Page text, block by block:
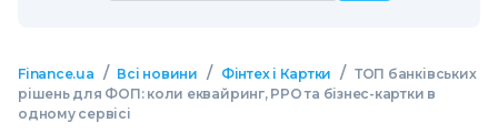
Finance.ua / Всі новини / Фінтех і Картки / ТОП банківських
рішень для ФОП: коли еквайринг, РРО та бізнес-картки в
одному сервісі